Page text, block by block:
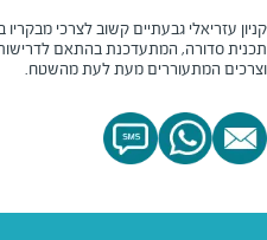
קניון עזריאלי גבעתיים קשוב לצרכי
תכנית סדורה, המתעדכנת בהתאם
וצרכים המתעוררים מעת לעת מהשטח.